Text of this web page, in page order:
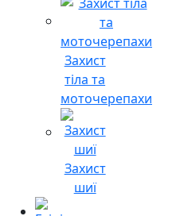
Захист
тіла та
моточерепахи
Захист
шиї